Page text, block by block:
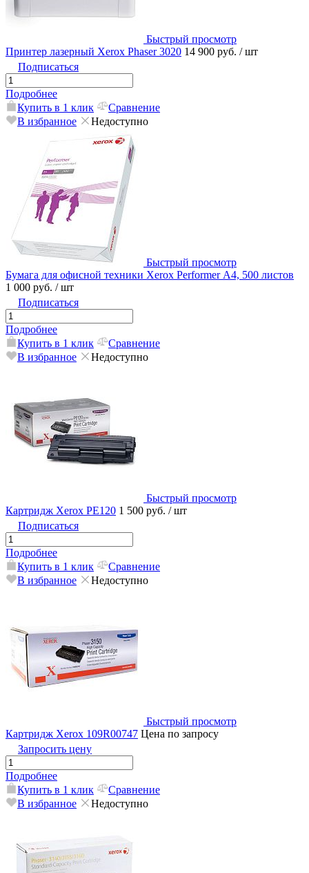
Быстрый просмотр
Принтер лазерный Xerox Phaser 3020 14 900 руб. / шт
Подписаться
Подробнее
Купить в 1 клик
Сравнение
В избранное
Недоступно
Быстрый просмотр
Бумага для офисной техники Xerox Performer А4, 500 листов
1 000 руб. / шт
Подписаться
Подробнее
Купить в 1 клик
Сравнение
В избранное
Недоступно
Быстрый просмотр
Картридж Xerox PE120 1 500 руб. / шт
Подписаться
Подробнее
Купить в 1 клик
Сравнение
В избранное
Недоступно
Быстрый просмотр
Картридж Xerox 109R00747 Цена по запросу
Запросить цену
Подробнее
Купить в 1 клик
Сравнение
В избранное
Недоступно